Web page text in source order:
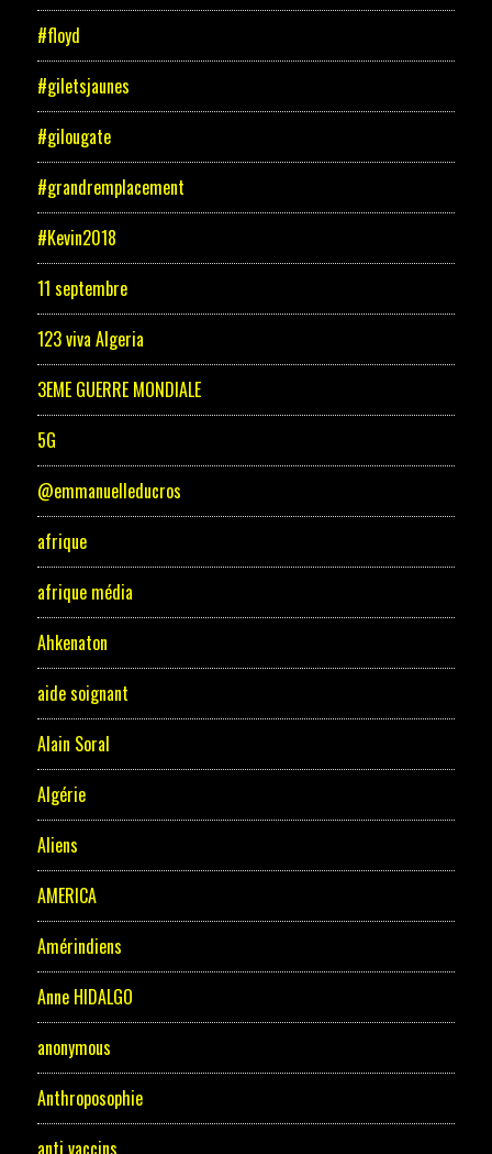
#floyd
#giletsjaunes
#gilougate
#grandremplacement
#Kevin2018
11 septembre
123 viva Algeria
3EME GUERRE MONDIALE
5G
@emmanuelleducros
afrique
afrique média
Ahkenaton
aide soignant
Alain Soral
Algérie
Aliens
AMERICA
Amérindiens
Anne HIDALGO
anonymous
Anthroposophie
anti vaccins